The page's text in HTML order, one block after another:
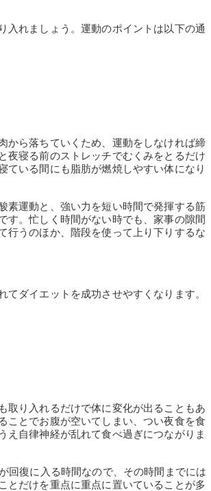
入れましょう。運動のポイントは以下の通
から落ちていくため、運動をしなければ締
夜寝る前のストレッチでむくみをとるだけ
ている間にも脂肪が燃焼しやすい体になり
素運動と、強い力を短い時間で発揮する筋
す。忙しく時間がない時でも、家事の隙間
行うのほか、階段を使って上り下りするな
ダイエットを成功させやすくなります。
取り入れるだけで体に変化が出ることもあ
ことでお腹が空いてしまい、つい夜食を食
え自律神経が乱れて食べ過ぎにつながりま
回復に入る時間なので、その時間までには
とだけを重点に重点に置いていることが多